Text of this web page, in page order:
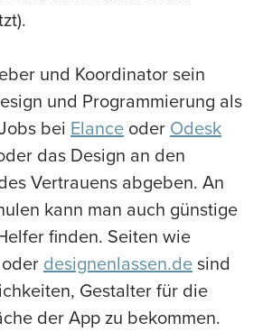
und Koordinator sein
und Programmierung als
bei Elance oderOdesk
das Design an den
Vertrauens abgeben. An
kann man auch günstige
finden. Seiten wie
oderdesignenlassen.desind
Gestalter für die
der App zu bekommen.